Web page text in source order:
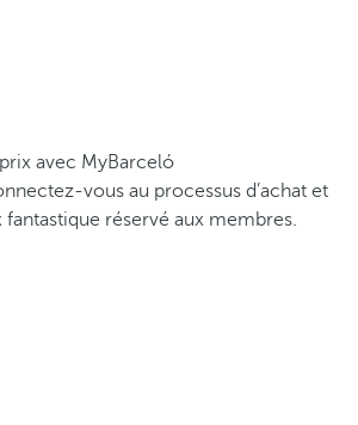
avec MyBarceló
vous au processus d’achat et
réservé aux membres.